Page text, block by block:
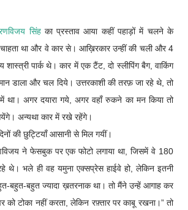
सिंहका प्रस्ताव आया कहीं पहाड़ों में चलने के
था और वे कार से। आख़िरकार उन्हीं की चली और 4
पार्क थे। कार में एक टैंट, दो स्लीपिंग बैग, वाकिंग
डाला और चल दिये। उत्तरकाशी की तरफ़ जा रहे थे, तो
में था। अगर दयारा गये, अगर वहाँ रुकने का मन किया तो
अन्यथा कार में रखे रहेंगे।
की छुट्टियाँ आसानी से मिल गयीं।
ने फेसबुक पर एक फोटो लगाया था, जिसमें वे 180
थे। भले ही वह यमुना एक्सप्रेस हाईवे हो, लेकिन इतनी
बहुत-बहुत ज्यादा ख़तरनाक था। तो मैंने उन्हें आगाह कर
को टोका नहीं करता, लेकिन रफ़्तार पर काबू रखना।” तो